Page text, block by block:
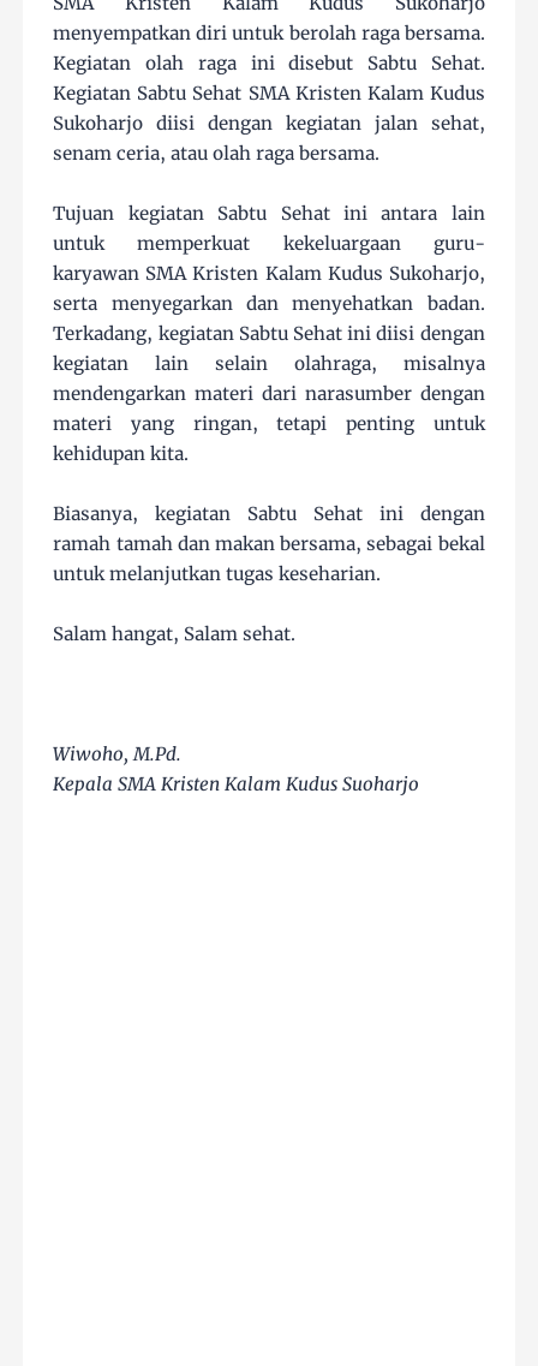
menyempatkan diri untuk berolah raga bersama.
Kegiatan olah raga ini disebut Sabtu Sehat.
Kegiatan Sabtu Sehat SMA Kristen Kalam Kudus
Sukoharjo diisi dengan kegiatan jalan sehat,
senam ceria, atau olah raga bersama.
Tujuan kegiatan Sabtu Sehat ini antara lain
untuk memperkuat kekeluargaan guru-
karyawan SMA Kristen Kalam Kudus Sukoharjo,
serta menyegarkan dan menyehatkan badan.
Terkadang, kegiatan Sabtu Sehat ini diisi dengan
kegiatan lain selain olahraga, misalnya
mendengarkan materi dari narasumber dengan
materi yang ringan, tetapi penting untuk
kehidupan kita.
Biasanya, kegiatan Sabtu Sehat ini dengan
ramah tamah dan makan bersama, sebagai bekal
untuk melanjutkan tugas keseharian.
Salam hangat, Salam sehat.
Wiwoho, M.Pd.
Kepala SMA Kristen Kalam Kudus Suoharjo